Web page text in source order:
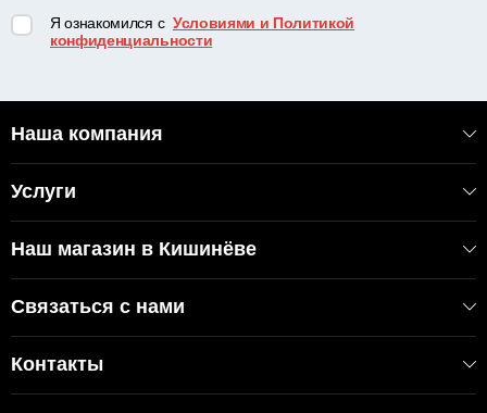
Я ознакомился с Условиями и Политикой
конфиденциальности
Наша компания
Услуги
Наш магазин в Кишинёве
Связаться с нами
Контакты